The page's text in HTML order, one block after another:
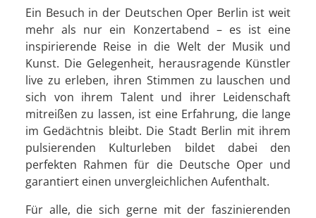
Ein Besuch in der Deutschen Oper Berlin ist weit
mehr als nur ein Konzertabend – es ist eine
inspirierende Reise in die Welt der Musik und
Kunst. Die Gelegenheit, herausragende Künstler
live zu erleben, ihren Stimmen zu lauschen und
sich von ihrem Talent und ihrer Leidenschaft
mitreißen zu lassen, ist eine Erfahrung, die lange
im Gedächtnis bleibt. Die Stadt Berlin mit ihrem
pulsierenden Kulturleben bildet dabei den
perfekten Rahmen für die Deutsche Oper und
garantiert einen unvergleichlichen Aufenthalt.
Für alle, die sich gerne mit der faszinierenden